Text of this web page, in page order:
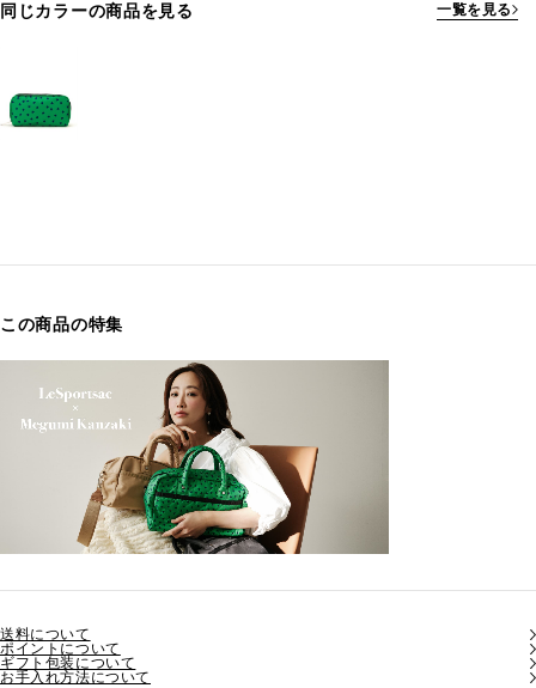
同じカラーの商品を見る 一覧を見る
この商品の特集
送料について
ポイントについて
ギフト包装について
お手入れ方法について